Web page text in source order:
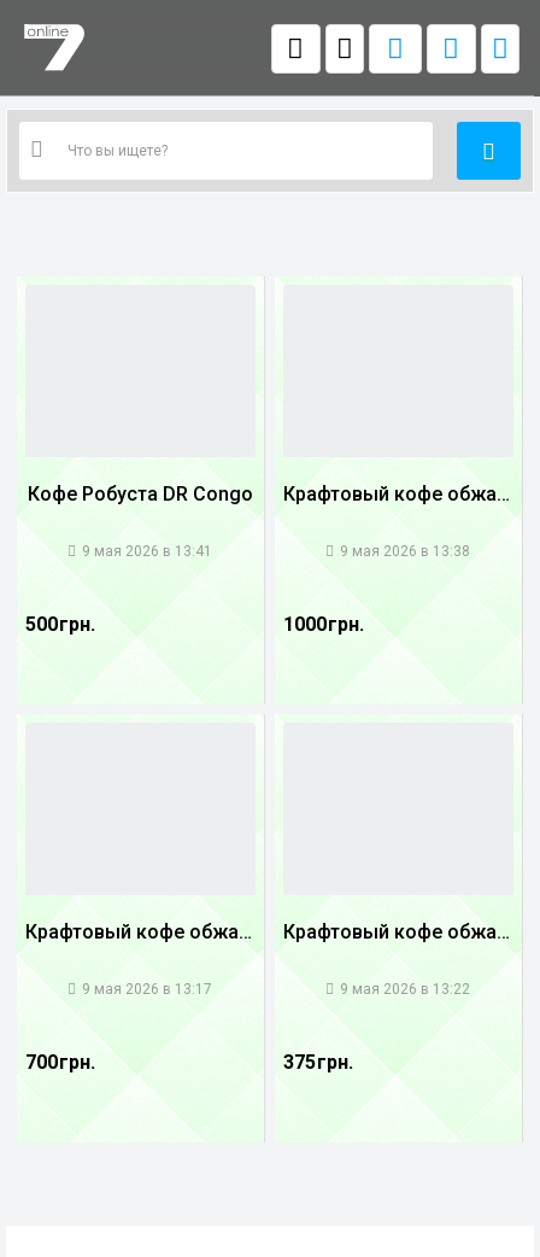
Кофе Робуста DR Congo
9 мая 2026 в 13:41
500 грн.
Крафтовый кофе обжареный Танзания
9 мая 2026 в 13:38
1000 грн.
Крафтовый кофе обжареный купаж арабики 3...
9 мая 2026 в 13:17
700 грн.
Крафтовый кофе обжареный купаж арабики 5...
9 мая 2026 в 13:22
375 грн.